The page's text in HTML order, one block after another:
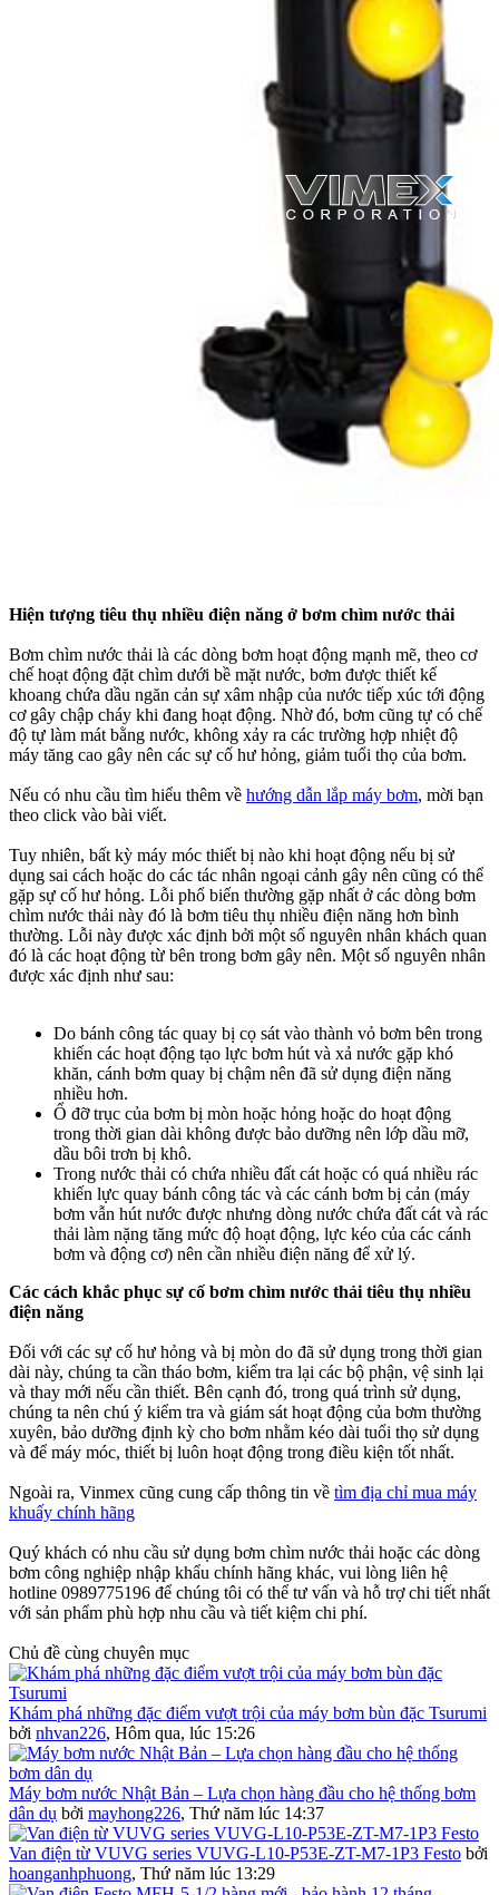
Hiện tượng tiêu thụ nhiều điện năng ở bơm chìm nước thải
Bơm chìm nước thải là các dòng bơm hoạt động mạnh mẽ, theo cơ
chế hoạt động đặt chìm dưới bề mặt nước, bơm được thiết kế
khoang chứa dầu ngăn cản sự xâm nhập của nước tiếp xúc tới động
cơ gây chập cháy khi đang hoạt động. Nhờ đó, bơm cũng tự có chế
độ tự làm mát bằng nước, không xảy ra các trường hợp nhiệt độ
máy tăng cao gây nên các sự cố hư hỏng, giảm tuổi thọ của bơm.
Nếu có nhu cầu tìm hiểu thêm về hướng dẫn lắp máy bơm, mời bạn
theo click vào bài viết.
Tuy nhiên, bất kỳ máy móc thiết bị nào khi hoạt động nếu bị sử
dụng sai cách hoặc do các tác nhân ngoại cảnh gây nên cũng có thể
gặp sự cố hư hỏng. Lỗi phổ biến thường gặp nhất ở các dòng bơm
chìm nước thải này đó là bơm tiêu thụ nhiều điện năng hơn bình
thường. Lỗi này được xác định bởi một số nguyên nhân khách quan
đó là các hoạt động từ bên trong bơm gây nên. Một số nguyên nhân
được xác định như sau:
Do bánh công tác quay bị cọ sát vào thành vỏ bơm bên trong
khiến các hoạt động tạo lực bơm hút và xả nước gặp khó
khăn, cánh bơm quay bị chậm nên đã sử dụng điện năng
nhiều hơn.
Ổ đỡ trục của bơm bị mòn hoặc hỏng hoặc do hoạt động
trong thời gian dài không được bảo dưỡng nên lớp dầu mỡ,
dầu bôi trơn bị khô.
Trong nước thải có chứa nhiều đất cát hoặc có quá nhiều rác
khiến lực quay bánh công tác và các cánh bơm bị cản (máy
bơm vẫn hút nước được nhưng dòng nước chứa đất cát và rác
thải làm nặng tăng mức độ hoạt động, lực kéo của các cánh
bơm và động cơ) nên cần nhiều điện năng để xử lý.
Các cách khắc phục sự cố bơm chìm nước thải tiêu thụ nhiều
điện năng
Đối với các sự cố hư hỏng và bị mòn do đã sử dụng trong thời gian
dài này, chúng ta cần tháo bơm, kiểm tra lại các bộ phận, vệ sinh lại
và thay mới nếu cần thiết. Bên cạnh đó, trong quá trình sử dụng,
chúng ta nên chú ý kiểm tra và giám sát hoạt động của bơm thường
xuyên, bảo dưỡng định kỳ cho bơm nhằm kéo dài tuổi thọ sử dụng
và để máy móc, thiết bị luôn hoạt động trong điều kiện tốt nhất.
Ngoài ra, Vinmex cũng cung cấp thông tin về tìm địa chỉ mua máy
khuấy chính hãng
Quý khách có nhu cầu sử dụng bơm chìm nước thải hoặc các dòng
bơm công nghiệp nhập khẩu chính hãng khác, vui lòng liên hệ
hotline 0989775196 để chúng tôi có thể tư vấn và hỗ trợ chi tiết nhất
với sản phẩm phù hợp nhu cầu và tiết kiệm chi phí.
Chủ đề cùng chuyên mục
Khám phá những đặc điểm vượt trội của máy bơm bùn đặc Tsurumi
bởi nhvan226, Hôm qua, lúc 15:26
Máy bơm nước Nhật Bản – Lựa chọn hàng đầu cho hệ thống bơm
dân dụ bởi mayhong226, Thứ năm lúc 14:37
Van điện từ VUVG series VUVG-L10-P53E-ZT-M7-1P3 Festo bởi
hoanganhphuong, Thứ năm lúc 13:29